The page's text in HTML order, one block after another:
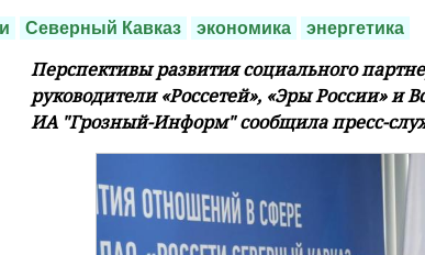
Северный Кавказ экономика энергетика
Перспективы развития социального
руководители «Россетей», «Эры России» и
ИА "Грозный-Информ" сообщила пресс-